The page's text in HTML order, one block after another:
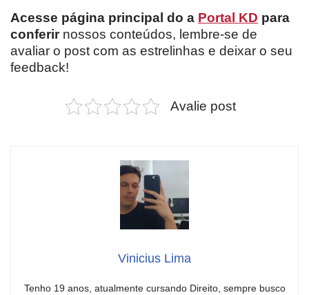
Acesse página principal do a Portal KD para
conferirnossos conteúdos, lembre-se de
avaliar o post com as estrelinhas e deixar o seu
feedback!
Avalie post
Vinicius Lima
Tenho 19 anos, atualmente cursando Direito, sempre busco